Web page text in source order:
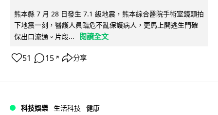
熊本縣 7 月 28 日發生 7.1 級地震，熊本綜合醫院手術室鏡頭拍
下地震一刻，醫護人員臨危不亂保護病人，更馬上開逃生門確
保出口流通。片段...
閱讀全文
51 15 ↗ 分享
科技娛樂 生活科技 健康